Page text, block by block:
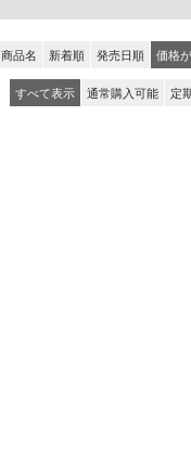
商品名 新着順 発売日順 価格
すべて表示 通常購入可能 定